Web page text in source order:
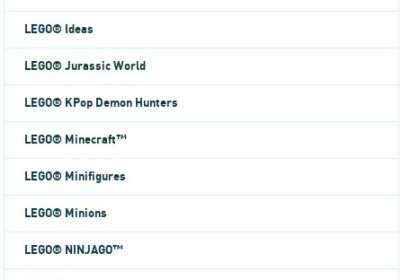
LEGO® Ideas
LEGO® Jurassic World
LEGO® KPop Demon Hunters
LEGO® Minecraft™
LEGO® Minifigures
LEGO® Minions
LEGO® NINJAGO™